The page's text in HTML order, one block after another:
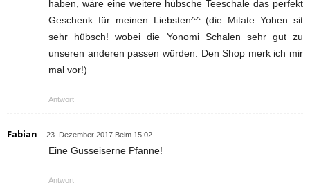
haben, wäre eine weitere hübsche Teeschale das perfekt
Geschenk für meinen Liebsten^^ (die Mitate Yohen sit
sehr hübsch! wobei die Yonomi Schalen sehr gut zu
unseren anderen passen würden. Den Shop merk ich mir
mal vor!)
Antwort
Fabian 23. Dezember 2017 Beim 15:02
Eine Gusseiserne Pfanne!
Antwort